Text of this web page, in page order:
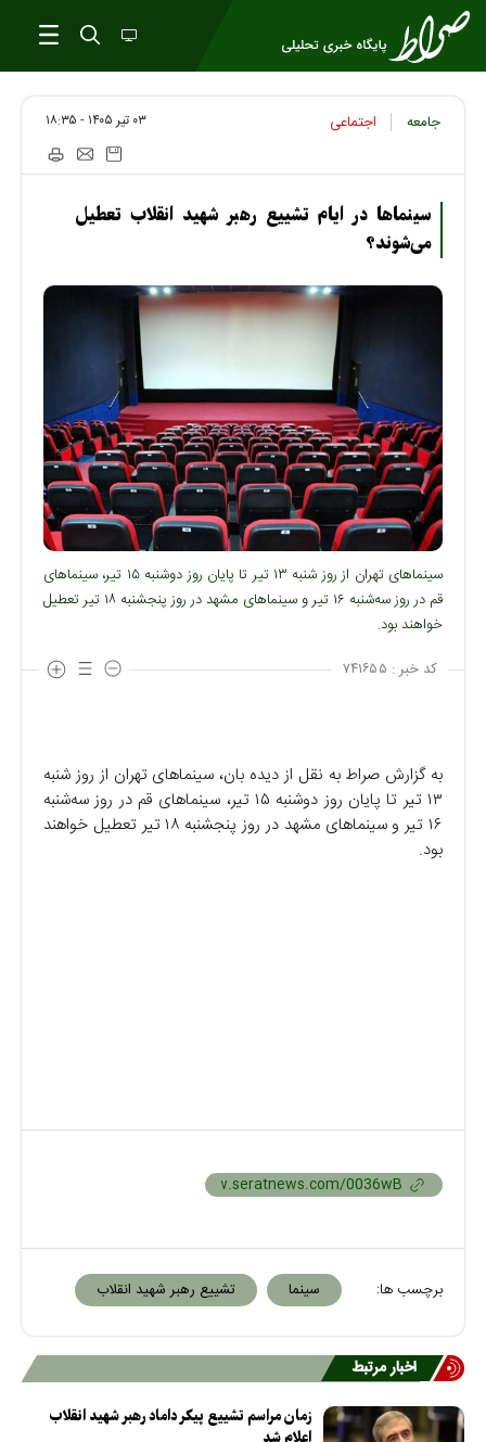
جامعه اجتماعی ۰۳ تير ۱۴۰۵ - ۱۸:۳۵
سینماها در ایام تشییع رهبر شهید انقلاب تعطیل
می‌شوند؟
سینماهای تهران از روز شنبه ۱۳ تیر تا پایان روز دوشنبه ۱۵ تیر، سینماهای
قم در روز سه‌شنبه ۱۶ تیر و سینماهای مشهد در روز پنجشنبه ۱۸ تیر تعطیل
خواهند بود.
کد خبر : ۷۴۱۶۵۵
به گزارش صراط به نقل از دیده بان، سینماهای تهران از روز شنبه
۱۳ تیر تا پایان روز دوشنبه ۱۵ تیر، سینماهای قم در روز سه‌شنبه
۱۶ تیر و سینماهای مشهد در روز پنجشنبه ۱۸ تیر تعطیل خواهند
بود.
برچسب ها: سینما تشییع رهبر شهید انقلاب
اخبار مرتبط
زمان مراسم تشییع پیکر داماد رهبر شهید انقلاب